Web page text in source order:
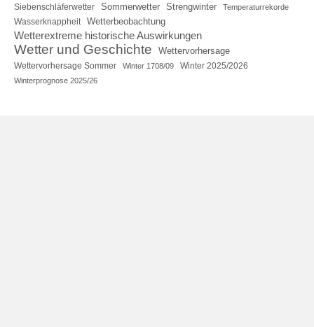
Siebenschläferwetter Sommerwetter Strengwinter Temperaturrekorde
Wasserknappheit Wetterbeobachtung
Wetterextreme historische Auswirkungen
Wetter und Geschichte Wettervorhersage
Wettervorhersage Sommer Winter 1708/09 Winter 2025/2026
Winterprognose 2025/26